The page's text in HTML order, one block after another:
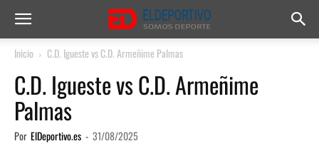
Inicio C.D. Igueste vs C.D. Armeñime Palmas
C.D. Igueste vs C.D. Armeñime
Palmas
Por ElDeportivo.es - 31/08/2025